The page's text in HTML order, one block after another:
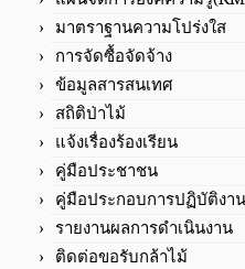
มาตราฐานความโปร่งใส
การจัดซื้อจัดจ้าง
ข้อมูลสารสนเทศ
สถิติป่าไม้
แจ้งเรื่องร้องเรียน
คู่มือประชาชน
คู่มือประกอบการปฏิบัติงา
รายงานผลการดำเนินงาน
ติดต่อขอรับกล้าไม้